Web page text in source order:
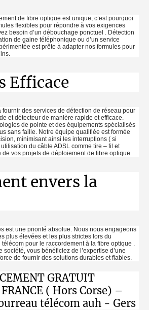
de fibre optique est unique, c’est pourquoi
flexibles pour répondre à vos exigences
besoin d’un débouchage ponctuel . Détection
de gaine téléphonique ou d’un service
est prête à adapter nos formules pour
Efficace
fournir des services de détection de réseau pour
et détecteur de manière rapide et efficace.
de pointe et des équipements spécialisés
sans faille. Notre équipe qualifiée est formée
minimisant ainsi les interruptions ( si
du câble ADSL comme tire – fil et
vos projets de déploiement de fibre optique.
envers la
est une priorité absolue. Nous nous engageons
plus élevées et les plus strictes lors du
pour le raccordement à la fibre optique .
société, vous bénéficiez de l’expertise d’une
de fournir des solutions durables et fiables.
GRATUIT
( Hors Corse) –
télécom auh - Gers